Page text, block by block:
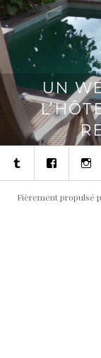
UN
Tumblr
Fièrement propulsé